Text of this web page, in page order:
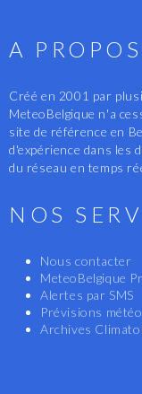
A PROPOS
Créé en 2001 par
MeteoBelgique n'a
site de référence en
d'expérience dans les
du réseau en temps
NOS
Nous contacter
MeteoBelgique
Alertes par SMS
Prévisions
Archives